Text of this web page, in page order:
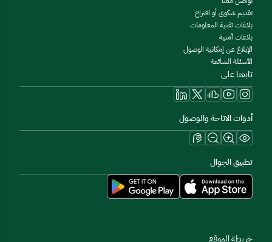
تقديم شكوى أو اقتراح
بلاغات تقنية المعلومات
بلاغات أمنية
الإبلاغ عن إمكانية الوصول
الأسئلة الشائعة
تابعنا على
أدوات الاتاحة والوصول
تطبيق الجوال
خريطة الموقع